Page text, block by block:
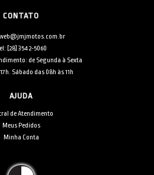
CONTATO
[28] 3542-5060
de Segunda à Sexta
Sábado das 08h às 11h
AJUDA
de Atendimento
Meus Pedidos
Minha Conta